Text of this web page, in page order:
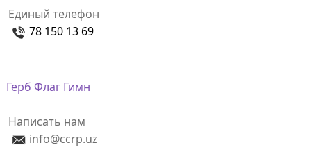
Единый телефон
78 150 13 69
Герб Флаг Гимн
Написать нам
info@ccrp.uz